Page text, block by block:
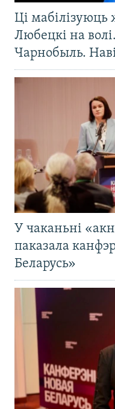
Ці мабілізуюць
Любецкі на
Чарнобыль.
У чаканьні
паказала
Беларусь»